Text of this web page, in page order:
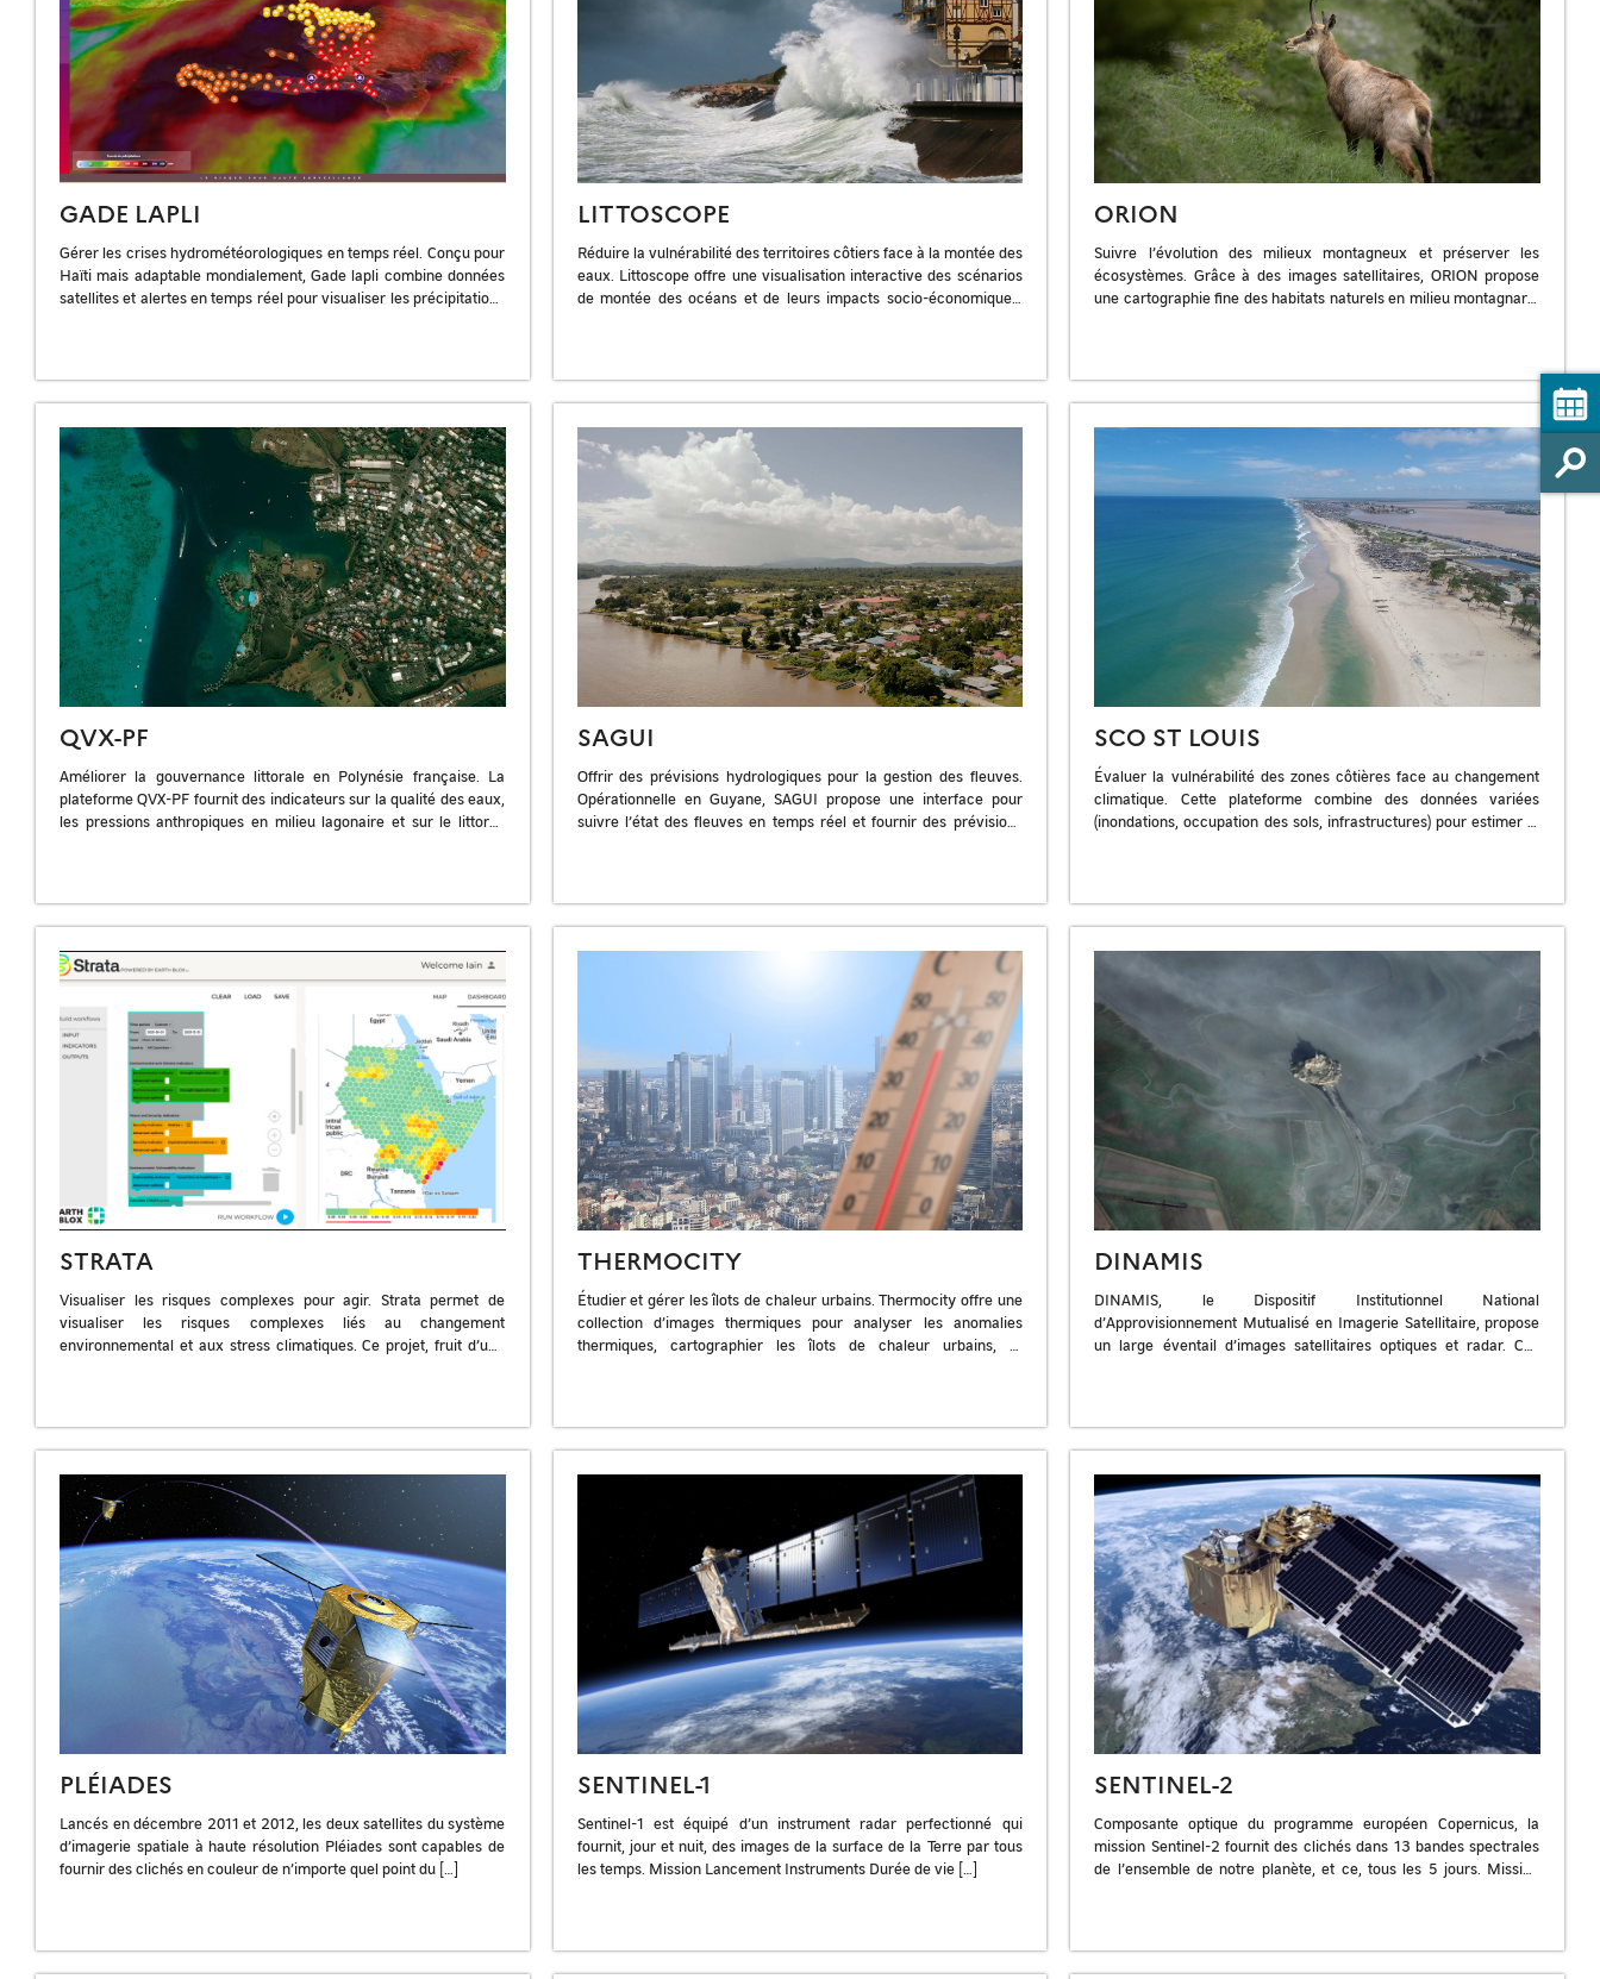
GADE LAPLI
Gérer les crises hydrométéorologiques en temps réel. Conçu pour
Haïti mais adaptable mondialement, Gade lapli combine données
satellites et alertes en temps réel pour visualiser les précipitations
LITTOSCOPE
Réduire la vulnérabilité des territoires côtiers face à la montée des
eaux. Littoscope offre une visualisation interactive des scénarios
de montée des océans et de leurs impacts socio-économiques,
ORION
Suivre l’évolution des milieux montagneux et préserver les
écosystèmes. Grâce à des images satellitaires, ORION propose
une cartographie fine des habitats naturels en milieu montagnard.
QVX-PF
Améliorer la gouvernance littorale en Polynésie française. La
plateforme QVX-PF fournit des indicateurs sur la qualité des eaux,
les pressions anthropiques en milieu lagonaire et sur le littoral,
SAGUI
Offrir des prévisions hydrologiques pour la gestion des fleuves.
Opérationnelle en Guyane, SAGUI propose une interface pour
suivre l’état des fleuves en temps réel et fournir des prévisions
SCO ST LOUIS
Évaluer la vulnérabilité des zones côtières face au changement
climatique. Cette plateforme combine des données variées
(inondations, occupation des sols, infrastructures) pour estimer la
STRATA
Visualiser les risques complexes pour agir. Strata permet de
visualiser les risques complexes liés au changement
environnemental et aux stress climatiques. Ce projet, fruit d’une
THERMOCITY
Étudier et gérer les îlots de chaleur urbains. Thermocity offre une
collection d’images thermiques pour analyser les anomalies
thermiques, cartographier les îlots de chaleur urbains, et
DINAMIS
DINAMIS, le Dispositif Institutionnel National
d’Approvisionnement Mutualisé en Imagerie Satellitaire, propose
un large éventail d’images satellitaires optiques et radar. Ces
PLÉIADES
Lancés en décembre 2011 et 2012, les deux satellites du système
d’imagerie spatiale à haute résolution Pléiades sont capables de
fournir des clichés en couleur de n’importe quel point du […]
SENTINEL-1
Sentinel-1 est équipé d’un instrument radar perfectionné qui
fournit, jour et nuit, des images de la surface de la Terre par tous
les temps. Mission Lancement Instruments Durée de vie […]
SENTINEL-2
Composante optique du programme européen Copernicus, la
mission Sentinel-2 fournit des clichés dans 13 bandes spectrales
de l’ensemble de notre planète, et ce, tous les 5 jours. Mission